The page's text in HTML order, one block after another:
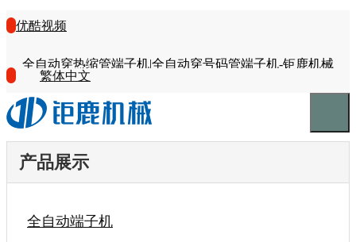
优酷视频
全自动穿热缩管端子机|全自动穿号码管端子机-钜鹿机械
繁体中文
产品展示
全自动端子机